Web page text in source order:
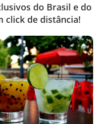
do Brasil e do
click de distância!